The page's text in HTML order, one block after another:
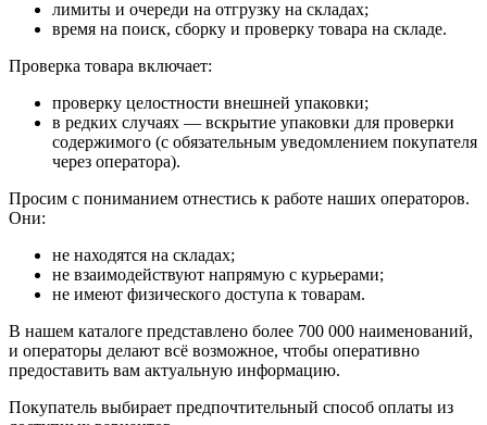
лимиты и очереди на отгрузку на складах;
время на поиск, сборку и проверку товара на складе.
Проверка товара включает:
проверку целостности внешней упаковки;
в редких случаях — вскрытие упаковки для проверки
содержимого (с обязательным уведомлением покупателя
через оператора).
Просим с пониманием отнестись к работе наших операторов.
Они:
не находятся на складах;
не взаимодействуют напрямую с курьерами;
не имеют физического доступа к товарам.
В нашем каталоге представлено более 700 000 наименований,
и операторы делают всё возможное, чтобы оперативно
предоставить вам актуальную информацию.
Покупатель выбирает предпочтительный способ оплаты из